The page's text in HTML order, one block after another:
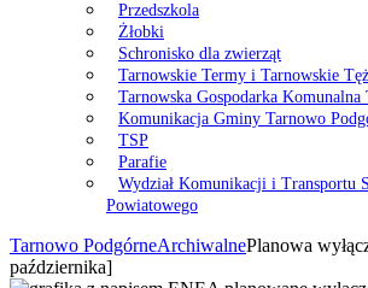
Przedszkola
Żłobki
Schronisko dla zwierząt
Tarnowskie Termy i Tarnowskie
Tarnowska Gospodarka
Komunikacja Gminy Tarnowo
TSP
Parafie
Wydział Komunikacji i Transportu
Powiatowego
Tarnowo PodgórneArchiwalnePlanowa
października]